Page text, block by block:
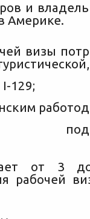
и
Америке.
визы
129;
от 3
рабочей